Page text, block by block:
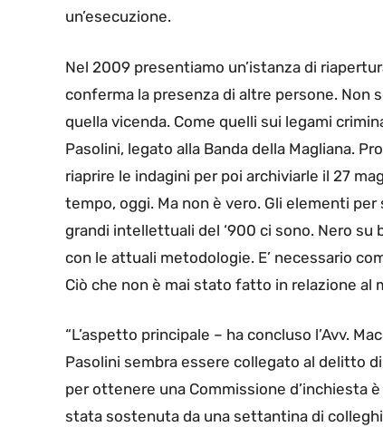
un’esecuzione.
Nel 2009 presentiamo un’istanza di
conferma la presenza di altre persone. Non
quella vicenda. Come quelli sui legami
Pasolini, legato alla Banda della Magliana.
riaprire le indagini per poi archiviarle il 27
tempo, oggi. Ma non è vero. Gli elementi
grandi intellettuali del ‘900 ci sono. Nero su
con le attuali metodologie. E’ necessario
Ciò che non è mai stato fatto in relazione al
“L’aspetto principale – ha concluso l’Avv.
Pasolini sembra essere collegato al delitto
per ottenere una Commissione d’inchiesta
stata sostenuta da una settantina di